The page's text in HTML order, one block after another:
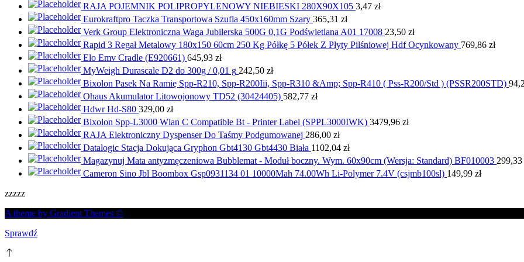
RAJA POJEMNIK POLIPROPYLENOWY NIEBIESKI 280X90X105 3,47 zł
Eurokraftpro Taczka Transportowa Szufla 450x160mm Szary 365,31 zł
Verk Group Elektroniczna Waga Jubilerska 500G 0,1G Podświetlana A01 17008 23,50 zł
Rapid 3 Regał Metalowy 180x150 60cm 250 Kg Półkę 5 Półek Z Płyty Pilśniowej Hdf Ocynkowany 769,86 zł
Elo Emv Cradle (E920661) 645,93 zł
MyWeigh Durascale D2 do 300g / 0,01 g 242,50 zł
Bixolon Pasek Na Ramię Spp-R210, Spp-R200Iii, Spp-R310 &Amp; Spp-R410 ( Pss-R200/Std ) (PSSR200STD)
Ohaus Akumulator Litowojonowy TD52 (30424405) 582,77 zł
Hdwr Hd-S80 329,00 zł
Bixolon Spp-L3000 Wlan C Compatible Bt - Printer Label (SPPL3000IWK) 3479,96 zł
RAJA Elektroniczny Dyspenser Do Taśmy Podgumowanej 286,00 zł
Datalogic Stacja Dokująca Gryphon Gbt4130 Gbt4430 Biała 1102,04 zł
Magazynuj Mata antyzmęczeniowa Bubblemat - Moduł boczny. Wym. 60x90cm (Wersja: Standard) BF010003 299,33
Cameron Sino Jbl Boombox Gsp0931134 01 10000Mah 74.00Wh Li-Polymer 7.4V (csjmb100sl) 149,99 zł
zzzzz
A theme by Gradient Themes ©
Sprawdź